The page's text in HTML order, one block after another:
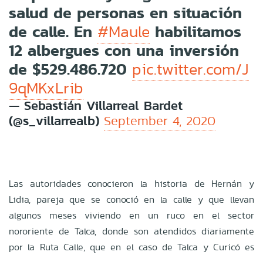
salud de personas en situación
de calle. En #Maule habilitamos
12 albergues con una inversión
de $529.486.720 pic.twitter.com/J
9qMKxLrib
— Sebastián Villarreal Bardet
(@s_villarrealb) September 4, 2020
Las autoridades conocieron la historia de Hernán y
Lidia, pareja que se conoció en la calle y que llevan
algunos meses viviendo en un ruco en el sector
nororiente de Talca, donde son atendidos diariamente
por la Ruta Calle, que en el caso de Talca y Curicó es